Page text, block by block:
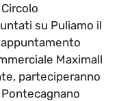
su Puliamo il
appuntamento
Maximall
parteciperanno